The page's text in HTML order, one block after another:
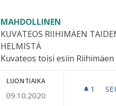
MAHDOLLINEN
KUVATEOS RIIHIMÄEN
HELMISTÄ
Kuvateos toisi esiin Riihimäen
LUONTIAIKA
09.10.2020
1 1